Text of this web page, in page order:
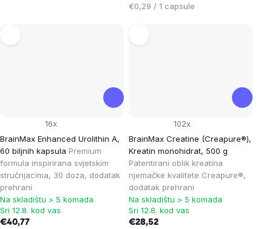
Cijena
€0,29 / 1 capsule
BrainMax Enhanced Urolithin A,
60 biljnih kapsula Premium
formula inspirirana svjetskim
stručnjacima, 30 doza, dodatak
prehrani
16x
Na skladištu > 5 komada
Sri 12.8. kod vas
€40,77
BrainMax Creatine (Creapure®),
Kreatin monohidrat, 500 g
Patentirani oblik kreatina
njemačke kvalitete Creapure®,
dodatak prehrani
102x
Na skladištu > 5 komada
Sri 12.8. kod vas
€28,52